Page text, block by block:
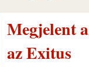
Megjelent
az Exitus